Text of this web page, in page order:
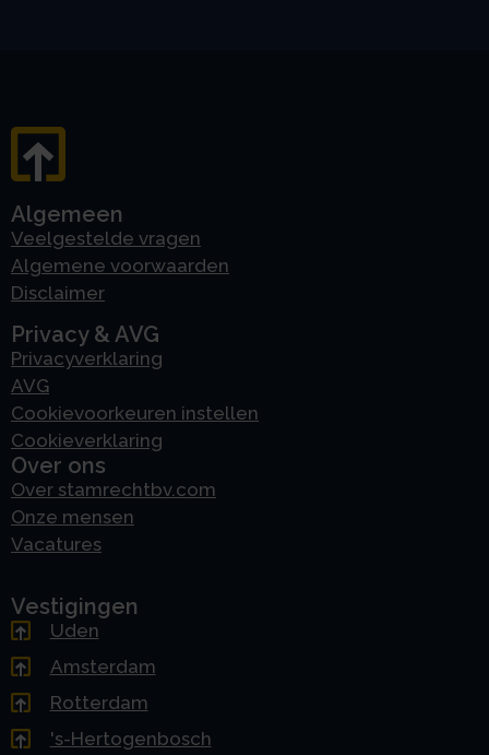
Algemeen
Veelgestelde vragen
Algemene voorwaarden
Disclaimer
Privacy & AVG
Privacyverklaring
AVG
Cookievoorkeuren instellen
Cookieverklaring
Over ons
Over stamrechtbv.com
Onze mensen
Vacatures
Vestigingen
Uden
Amsterdam
Rotterdam
's-Hertogenbosch